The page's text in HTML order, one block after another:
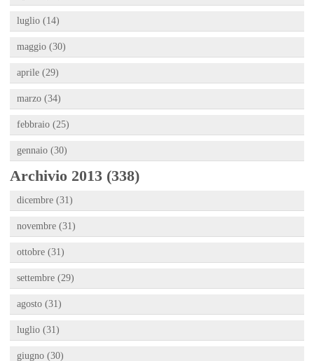
luglio (14)
maggio (30)
aprile (29)
marzo (34)
febbraio (25)
gennaio (30)
Archivio 2013 (338)
dicembre (31)
novembre (31)
ottobre (31)
settembre (29)
agosto (31)
luglio (31)
giugno (30)